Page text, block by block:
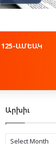
125-ԱՄԵԱԿ
Արխիւ
Արխիւ